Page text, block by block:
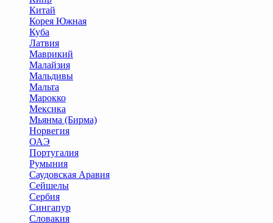
Китай
Корея Южная
Куба
Латвия
Маврикий
Малайзия
Мальдивы
Мальта
Марокко
Мексика
Мьянма (Бирма)
Норвегия
ОАЭ
Португалия
Румыния
Саудовская Аравия
Сейшелы
Сербия
Сингапур
Словакия